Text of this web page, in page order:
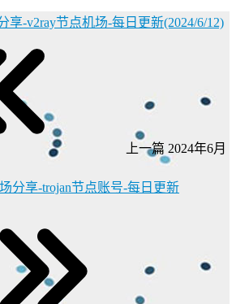
享-v2ray节点机场-每日更新(2024/6/12)
上一篇 2024年6月
分享-trojan节点账号-每日更新